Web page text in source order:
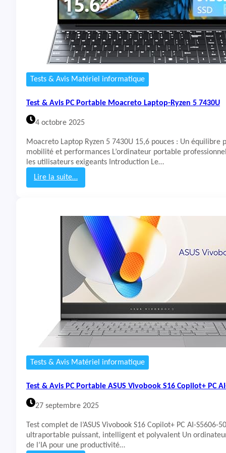
V
M
-
R
P
0
3
6
W
P
C
P
o
r
t
a
b
l
M
a
r
e
t
o
Tests & Avis Matériel informatique
Test & Avis PC Portable Moacreto Laptop-Ryzen 5 7430U
4 octobre 2025
Moacreto Laptop Ryzen 5 7430U 15,6 pouces : Un équilibre
mobilité et performances L’ordinateur portable
les utilisateurs exigeants Introduction Le…
Lire la suite…
:
s
t
i
s
P
o
r
t
a
b
l
M
a
r
e
t
Tests & Avis Matériel informatique
Test & Avis PC Portable ASUS Vivobook S16 Copilot+ PC
27 septembre 2025
Test complet de l’ASUS Vivobook S16 Copilot+ PC AI-S5606-
ultraportable puissant, intelligent et polyvalent Un
de l’IA pour une productivité…